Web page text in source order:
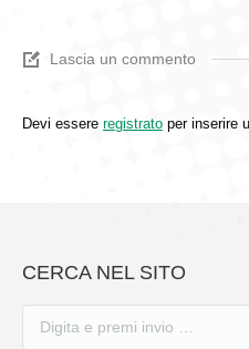
Lascia un commento
Devi essere registrato per inserire
CERCA NEL SITO